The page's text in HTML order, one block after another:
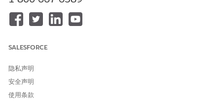
所需耗材和数量：所需项目的详细列表，包括特定数量，例如铰
刀或碳粉盒。
此服务流程会将手动履行的请求发送给 IT 团队。您可以在 Flow
集成
此模板不包括任何用于接收或履行的预配置集成。使用 Flow
SALESFORCE
隐私声明
安全声明
使用条款